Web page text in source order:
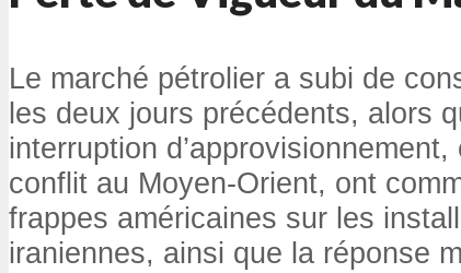
Le marché pétrolier a subi de
les deux jours précédents, alors
interruption
conflit au Moyen-Orient, ont
frappes américaines sur les
iraniennes, ainsi que la réponse